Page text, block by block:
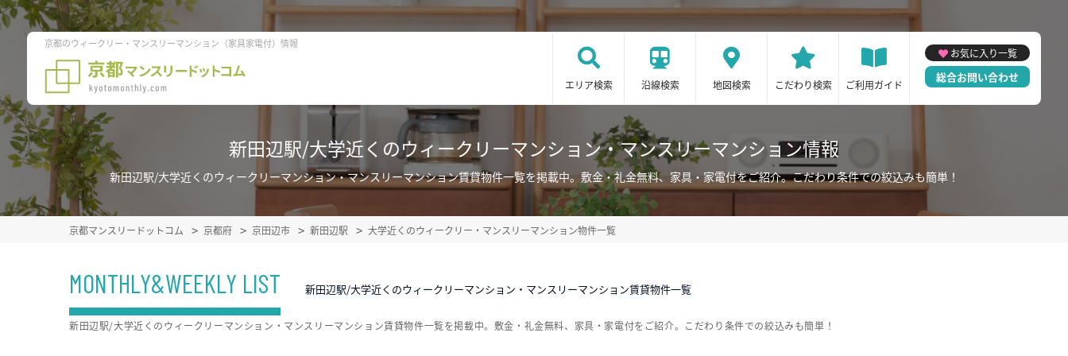
京都のウィークリー・マンスリーマンション（家具家電付）情報
エリア検索 沿線検索 地図検索 こだわり検索 ご利用ガイド
お気に入り一覧
総合お問い合わせ
新田辺駅/大学近くのウィークリーマンション・マンスリーマンション情報
新田辺駅/大学近くのウィークリーマンション・マンスリーマンション賃貸物件一覧を掲載中。敷金・礼金無料、家具・家電付をご紹介。こだわり条件での絞込みも簡単！
京都マンスリードットコム 京都府 京田辺市 新田辺駅 大学近くのウィークリー・マンスリーマンション物件一覧
MONTHLY&WEEKLY LIST 新田辺駅/大学近くのウィークリーマンション・マンスリーマンション賃貸物件一覧
新田辺駅/大学近くのウィークリーマンション・マンスリーマンション賃貸物件一覧を掲載中。敷金・礼金無料、家具・家電付をご紹介。こだわり条件での絞込みも簡単！